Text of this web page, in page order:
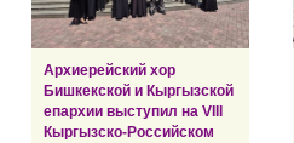
Архиерейский хор
Бишкекской и Кыргызской
епархии выступил на VIII
Кыргызско-Российском